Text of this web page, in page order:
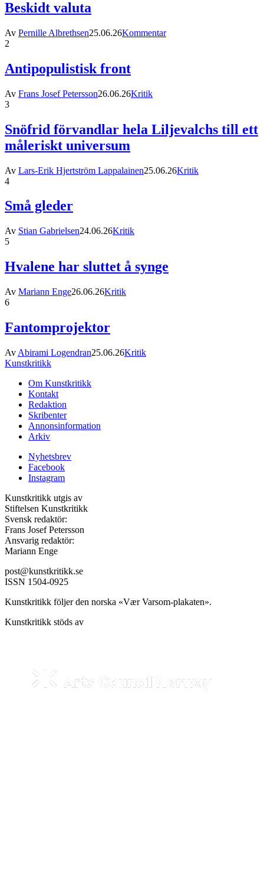
Beskidt valuta
Av Pernille Albrethsen25.06.26Kommentar
2
Antipopulistisk front
Av Frans Josef Petersson26.06.26Kritik
3
Snöfrid förvandlar hela Liljevalchs till ett
måleriskt universum
Av Lars-Erik Hjertström Lappalainen25.06.26Kritik
4
Små gleder
Av Stian Gabrielsen24.06.26Kritik
5
Hvalene har sluttet å synge
Av Mariann Enge26.06.26Kritik
6
Fantomprojektor
Av Abirami Logendran25.06.26Kritik
Kunstkritikk
Om Kunstkritikk
Kontakt
Redaktion
Skribenter
Annonsinformation
Arkiv
Nyhetsbrev
Facebook
Instagram
Kunstkritikk utgis av
Stiftelsen Kunstkritikk
Svensk redaktör:
Frans Josef Petersson
Ansvarig redaktör:
Mariann Enge
post@kunstkritikk.se
ISSN 1504-0925
Kunstkritikk följer den norska «Vær Varsom-plakaten».
Kunstkritikk stöds av